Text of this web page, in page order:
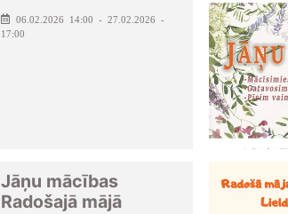
06.02.2026 14:00 - 27.02.2026 -
17:00
Jāņu mācības
Radošajā mājā